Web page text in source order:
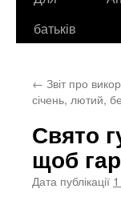
батьків
← Звіт про
січень, лютий,
Свято
щоб
Дата публікації